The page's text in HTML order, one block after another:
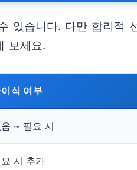
있습니다. 다만 합리
보세요.
식 여부
~ 필요 시
시 추가